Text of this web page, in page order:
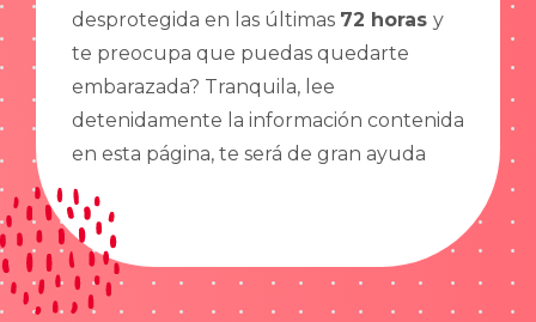
desprotegida en las últimas 72 horas y
te preocupa que puedas quedarte
embarazada? Tranquila, lee
detenidamente la información contenida
en esta página, te será de gran ayuda